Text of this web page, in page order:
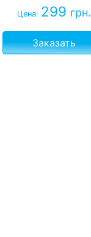
Цена: 299 грн.
Заказать